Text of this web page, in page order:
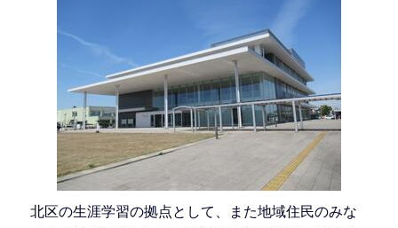
北区の生涯学習の拠点として、また地域住民のみな